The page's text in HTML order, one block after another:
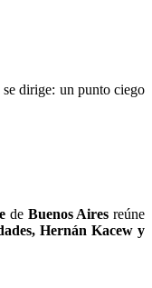
dirige: un punto ciego
de Buenos Aires reúne
Hernán Kacew y